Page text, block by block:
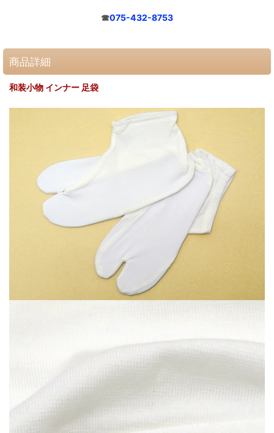
☎075-432-8753
商品詳細
和装小物 インナー 足袋